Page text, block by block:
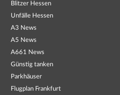
Blitzer Hessen
Unfälle Hessen
A3 News
A5 News
A661 News
Günstig tanken
Parkhäuser
Flugplan Frankfurt